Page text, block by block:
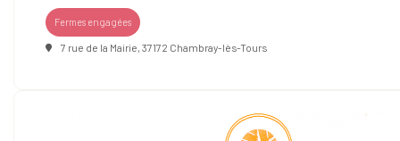
Fermes engagées
7 rue de la Mairie, 37172 Chambray-lès-Tours